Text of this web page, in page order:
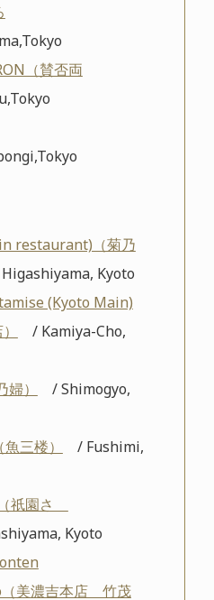
（賛否両
restaurant)（菊乃
Kyoto
(Kyoto Main)
/ Kamiya-Cho,
）
/ Shimogyo,
三楼）
/ Fushimi,
園さゝ
Kyoto
美濃吉本店 竹茂